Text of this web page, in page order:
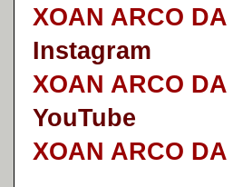
XOAN ARCO
Instagram
XOAN ARCO
YouTube
XOAN ARCO